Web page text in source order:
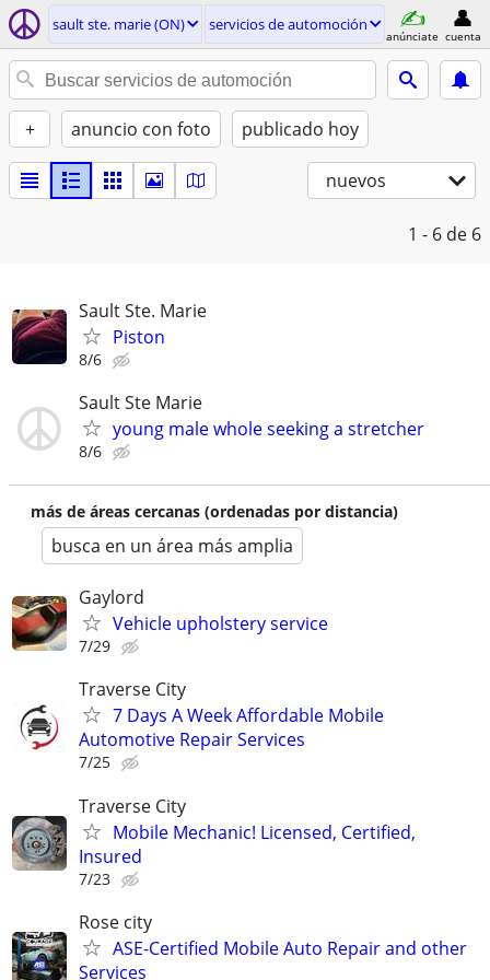
sault ste. marie (ON) servicios de automoción
anúnciate cuenta
+ anuncio con foto publicado hoy
nuevos
1 - 6 de 6
Sault Ste. Marie
Piston
8/6
Sault Ste Marie
young male whole seeking a stretcher
8/6
más de áreas cercanas (ordenadas por distancia)
busca en un área más amplia
Gaylord
Vehicle upholstery service
7/29
Traverse City
7 Days A Week Affordable Mobile
Automotive Repair Services
7/25
Traverse City
Mobile Mechanic! Licensed, Certified,
Insured
7/23
Rose city
ASE-Certified Mobile Auto Repair and other
Services